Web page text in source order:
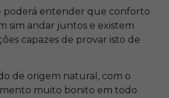
poderá entender que conforto
sim andar juntos e existem
capazes de provar isto de
de origem natural, com o
muito bonito em todo